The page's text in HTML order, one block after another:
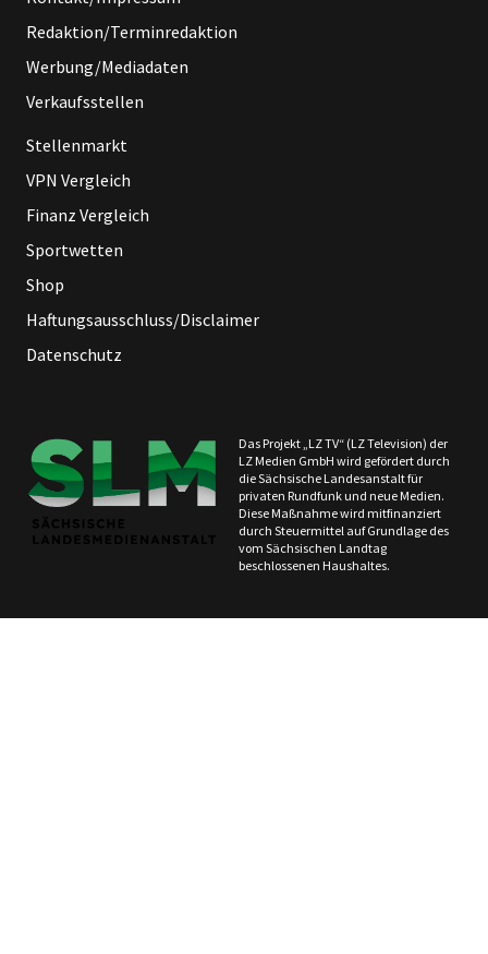
Redaktion/Terminredaktion
Werbung/Mediadaten
Verkaufsstellen
Stellenmarkt
VPN Vergleich
Finanz Vergleich
Sportwetten
Shop
Haftungsausschluss/Disclaimer
Datenschutz
Das Projekt „LZ TV“ (LZ Television) der
LZ Medien GmbH wird gefördert durch
die Sächsische Landesanstalt für
privaten Rundfunk und neue Medien.
Diese Maßnahme wird mitfinanziert
durch Steuermittel auf Grundlage des
vom Sächsischen Landtag
beschlossenen Haushaltes.